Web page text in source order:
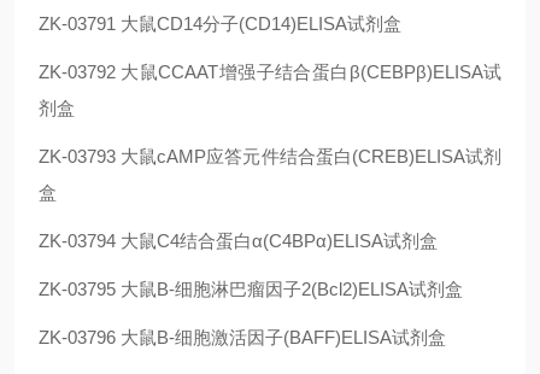
ZK-03791 大鼠CD14分子(CD14)ELISA试剂盒
ZK-03792 大鼠CCAAT增强子结合蛋白β(CEBPβ)ELISA试
剂盒
ZK-03793 大鼠cAMP应答元件结合蛋白(CREB)ELISA试剂
盒
ZK-03794 大鼠C4结合蛋白α(C4BPα)ELISA试剂盒
ZK-03795 大鼠B-细胞淋巴瘤因子2(Bcl2)ELISA试剂盒
ZK-03796 大鼠B-细胞激活因子(BAFF)ELISA试剂盒